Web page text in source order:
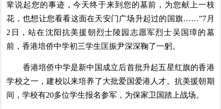
辈说起您的事迹，今天终于来到您的墓前，为您献上一枝
花，也想让您看看这面在天安门广场升起过的国旗……”7月
2日，站在沈阳抗美援朝烈士陵园志愿军烈士吴国璋的墓
前，香港培侨中学初三学生匡振尹深深鞠了一躬。
香港培侨中学是新中国成立后首批升起五星红旗的香港
学校之一，建校以来培养了大批爱国爱港人才。抗美援朝期
间，学校有20多位学生报名参军，为保家卫国踏上战场。